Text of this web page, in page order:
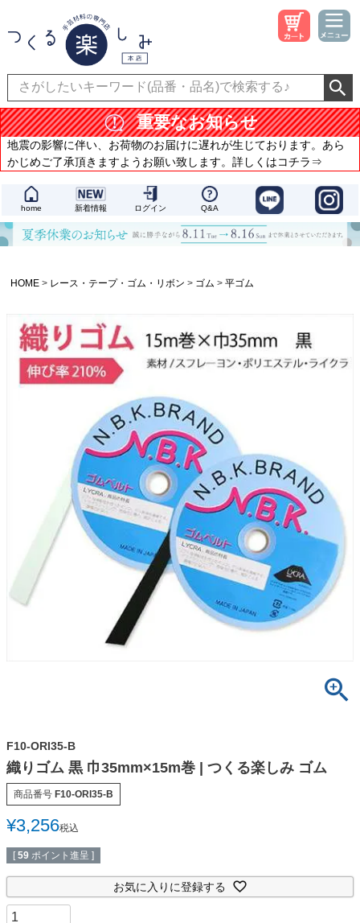
重要なお知らせ
地震の影響に伴い、お荷物のお届けに遅れが生じております。あら
かじめご了承頂きますようお願い致します。詳しくはコチラ⇒
home 新着情報 ログイン Q&A
HOME レース・テープ・ゴム・リボン ゴム 平ゴム
F10-ORI35-B
織りゴム 黒 巾35mm×15m巻 | つくる楽しみ ゴム
商品番号 F10-ORI35-B
¥3,256税込
[ 59 ポイント進呈 ]
お気に入りに登録する